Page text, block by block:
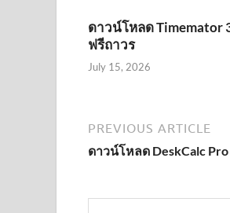
ดาวน์โหลด Timemator
ฟรีถาวร
July 15, 2026
PREVIOUS ARTICLE
ดาวน์โหลด DeskCalc